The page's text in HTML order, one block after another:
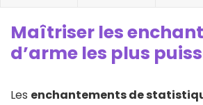
Maîtriser les
d’arme les plus
Les enchantements de